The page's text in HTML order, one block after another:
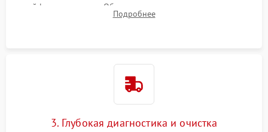
шлейфов и приводов. Обязательная маркировка положения
линзовых групп для сохранения заводской центровки при
Подробнее
3. Глубокая диагностика и очистка